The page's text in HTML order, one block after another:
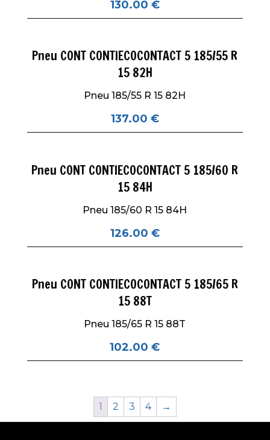
130.00 €
Pneu CONT CONTIECOCONTACT 5 185/55 R
15 82H
Pneu 185/55 R 15 82H
137.00 €
Pneu CONT CONTIECOCONTACT 5 185/60 R
15 84H
Pneu 185/60 R 15 84H
126.00 €
Pneu CONT CONTIECOCONTACT 5 185/65 R
15 88T
Pneu 185/65 R 15 88T
102.00€
1 2 3 4 →